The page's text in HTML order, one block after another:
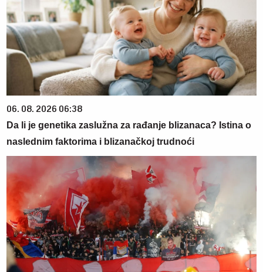
06. 08. 2026 06:38
Da li je genetika zaslužna za rađanje blizanaca? Istina o
naslednim faktorima i blizanačkoj trudnoći